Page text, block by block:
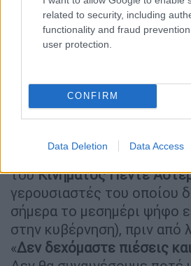
related to security, including
functionality and fraud
user protection.
CONFIRM
Data Deletion Data Access
video
«Δεν δεχόμαστε
Στο μεταξύ, ο Τζουζέπε
τουΚινήματος Πέντε
γερουσιαστές του οποίου
σήμερα το μεσημέρι ψήφο
στην κυβέρνηση), πριν από
«Δεν δεχόμαστε πιέσεις